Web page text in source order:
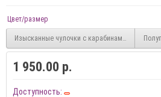
Цвет/размер
Изысканные чулочки с карабинами
1 950.00 р.
Доступность: